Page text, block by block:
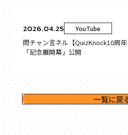
2026.04.25 YouTube
問チャン言ネル【QuizKnock10周
「記念展開幕」公開
一覧に戻